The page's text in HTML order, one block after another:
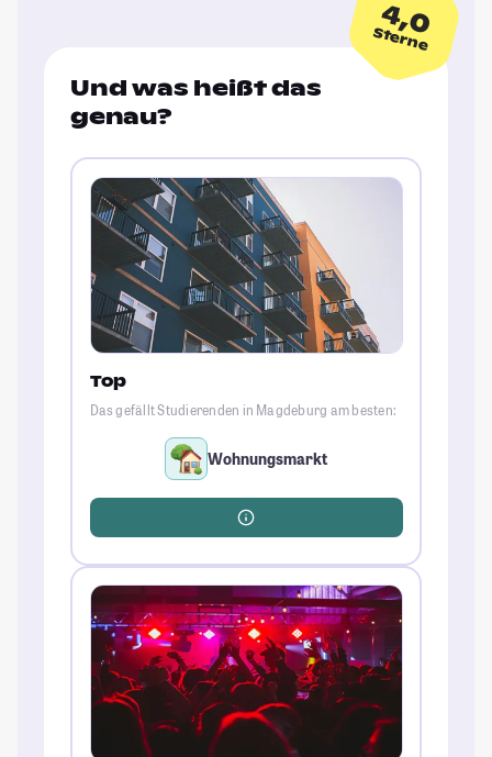
4,0
Sterne
Und was heißt das
genau?
Top
Das gefällt Studierenden in Magdeburg am besten:
Wohnungsmarkt